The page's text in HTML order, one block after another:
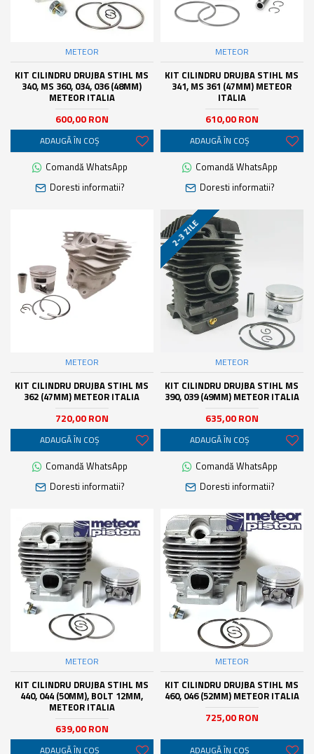
METEOR
KIT CILINDRU DRUJBA STIHL MS
340, MS 360, 034, 036 (48MM)
METEOR ITALIA
600,00 RON
ADAUGĂ ÎN COŞ
Comandă WhatsApp
Doresti informatii?
METEOR
KIT CILINDRU DRUJBA STIHL MS
341, MS 361 (47MM) METEOR
ITALIA
610,00 RON
ADAUGĂ ÎN COŞ
Comandă WhatsApp
Doresti informatii?
METEOR
KIT CILINDRU DRUJBA STIHL MS
362 (47MM) METEOR ITALIA
720,00 RON
ADAUGĂ ÎN COŞ
Comandă WhatsApp
Doresti informatii?
2-3 ZILE
METEOR
KIT CILINDRU DRUJBA STIHL MS
390, 039 (49MM) METEOR ITALIA
635,00 RON
ADAUGĂ ÎN COŞ
Comandă WhatsApp
Doresti informatii?
METEOR
KIT CILINDRU DRUJBA STIHL MS
440, 044 (50MM), BOLT 12MM,
METEOR ITALIA
639,00 RON
ADAUGĂ ÎN COŞ
METEOR
KIT CILINDRU DRUJBA STIHL MS
460, 046 (52MM) METEOR ITALIA
725,00 RON
ADAUGĂ ÎN COŞ